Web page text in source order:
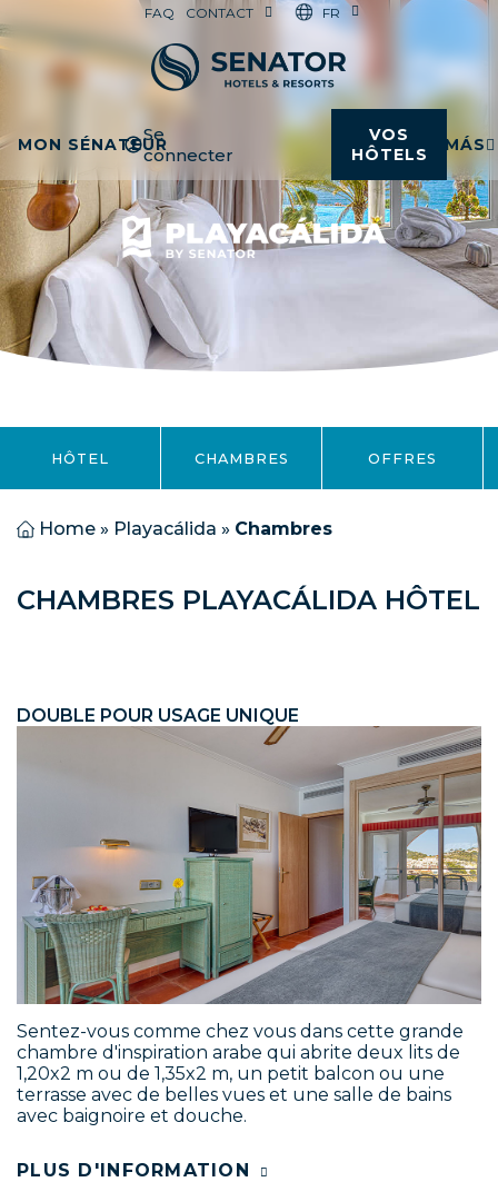
FAQ CONTACT FR
MON SÉNATEUR
Se
connecter
VOS
HÔTELS
MÁS
HÔTEL CHAMBRES OFFRES
Home » Playacálida » Chambres
CHAMBRES PLAYACÁLIDA HÔTEL
DOUBLE POUR USAGE UNIQUE
Sentez-vous comme chez vous dans cette grande
chambre d'inspiration arabe qui abrite deux lits de
1,20x2 m ou de 1,35x2 m, un petit balcon ou une
terrasse avec de belles vues et une salle de bains
avec baignoire et douche.
PLUS D'INFORMATION